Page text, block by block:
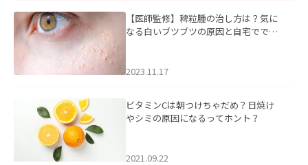
【医師監修】稗粒腫の治し方は？気に
なる白いブツブツの原因と自宅ででき
2023.11.17
ビタミンCは朝つけちゃだめ？日焼け
やシミの原因になるってホント？
2021.09.22